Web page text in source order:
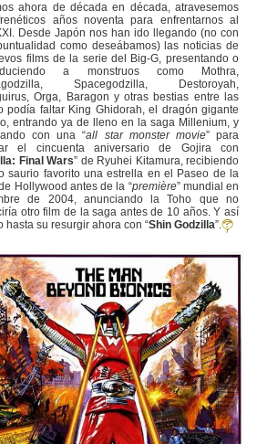
ahora de década en década, atravesemos
años noventa para enfrentarnos al
Desde Japón nos han ido llegando (no con
como deseábamos) las noticias de
films de la serie del Big-G, presentando o
a monstruos como Mothra,
Spacegodzilla, Destoroyah,
Orga, Baragon y otras bestias entre las
podía faltar King Ghidorah, el dragón gigante
entrando ya de lleno en la saga Millenium, y
con una “all star monster movie” para
el cincuenta aniversario de Gojira con
Final Wars” de Ryuhei Kitamura, recibiendo
saurio favorito una estrella en el Paseo de la
Hollywood antes de la “première” mundial en
de 2004, anunciando la Toho que no
otro film de la saga antes de 10 años. Y así
hasta su resurgir ahora con “Shin Godzilla”.